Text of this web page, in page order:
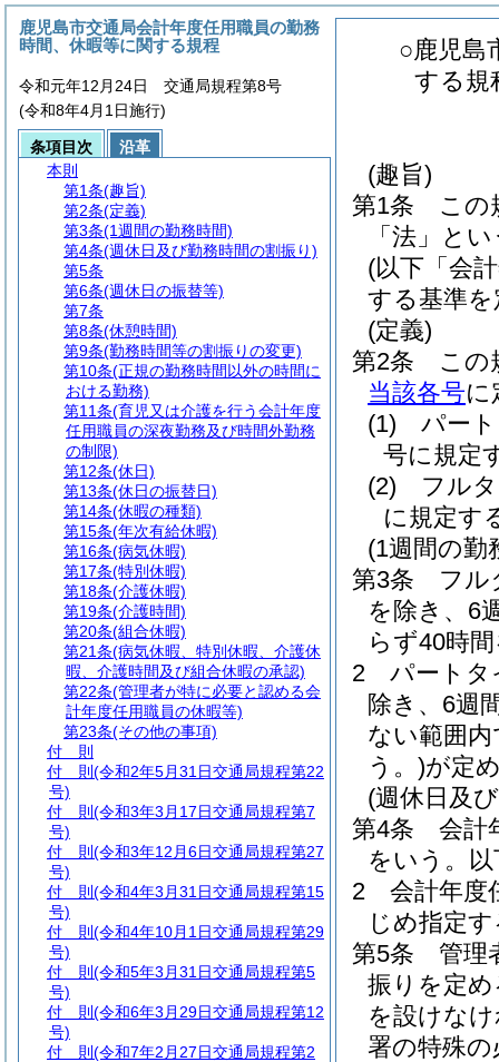
○鹿児島
する規
(趣旨)
第1条
この
「法」と
(以下「会
する基準
(定義)
第2条
この
当該各号に
(1)
パー
号に規定
(2)
フル
に規定す
(1週間の勤
第3条
フル
を除き、6
らず40時
2
パートタ
除き、6週
ない範囲
う。)が定
(週休日及
第4条
会計
をいう。
2
会計年度
じめ指定
第5条
管理
振りを定
を設けな
署の特殊
鹿児島市交通局会計年度任用職員の勤務
時間、休暇等に関する規程
令和元年12月24日 交通局規程第8号
(令和8年4月1日施行)
条項目次
沿革
本則
第1条(趣旨)
第2条(定義)
第3条(1週間の勤務時間)
第4条(週休日及び勤務時間の割振り)
第5条
第6条(週休日の振替等)
第7条
第8条(休憩時間)
第9条(勤務時間等の割振りの変更)
第10条(正規の勤務時間以外の時間に
おける勤務)
第11条(育児又は介護を行う会計年度
任用職員の深夜勤務及び時間外勤務
の制限)
第12条(休日)
第13条(休日の振替日)
第14条(休暇の種類)
第15条(年次有給休暇)
第16条(病気休暇)
第17条(特別休暇)
第18条(介護休暇)
第19条(介護時間)
第20条(組合休暇)
第21条(病気休暇、特別休暇、介護休
暇、介護時間及び組合休暇の承認)
第22条(管理者が特に必要と認める会
計年度任用職員の休暇等)
第23条(その他の事項)
付 則
付 則 (令和2年5月31日交通局規程第22
号)
付 則 (令和3年3月17日交通局規程第7
号)
付 則 (令和3年12月6日交通局規程第27
号)
付 則 (令和4年3月31日交通局規程第15
号)
付 則 (令和4年10月1日交通局規程第29
号)
付 則 (令和5年3月31日交通局規程第5
号)
付 則 (令和6年3月29日交通局規程第12
号)
付 則 (令和7年2月27日交通局規程第2